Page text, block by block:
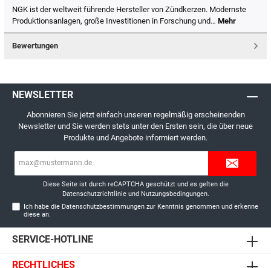
NGK ist der weltweit führende Hersteller von Zündkerzen. Modernste
Produktionsanlagen, große Investitionen in Forschung und… Mehr
Bewertungen
NEWSLETTER
Abonnieren Sie jetzt einfach unseren regelmäßig erscheinenden
Newsletter und Sie werden stets unter den Ersten sein, die über neue
Produkte und Angebote informiert werden.
Diese Seite ist durch reCAPTCHA geschützt und es gelten die
Datenschutzrichtlinieund Nutzungsbedingungen.
Ich habe die Datenschutzbestimmungen zur Kenntnis genommen und erkenne
diese an.
SERVICE-HOTLINE
RECHTLICHES